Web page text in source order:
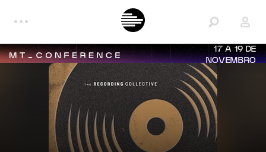
17 A 19 DE
NOVEMBRO